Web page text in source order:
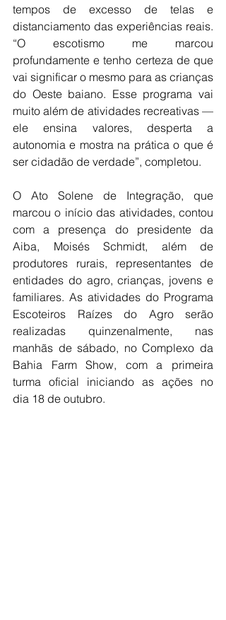
tempos de excesso de telas e
distanciamento das experiências reais.
“O escotismo me marcou
profundamente e tenho certeza de que
vai significar o mesmo para as crianças
do Oeste baiano. Esse programa vai
muito além de atividades recreativas —
ele ensina valores, desperta a
autonomia e mostra na prática o que é
ser cidadão de verdade”, completou.
O Ato Solene de Integração, que
marcou o início das atividades, contou
com a presença do presidente da
Aiba, Moisés Schmidt, além de
produtores rurais, representantes de
entidades do agro, crianças, jovens e
familiares. As atividades do Programa
Escoteiros Raízes do Agro serão
realizadas quinzenalmente, nas
manhãs de sábado, no Complexo da
Bahia Farm Show, com a primeira
turma oficial iniciando as ações no
dia 18 de outubro.